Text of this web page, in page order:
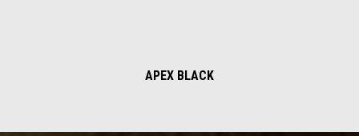
APEX BLACK